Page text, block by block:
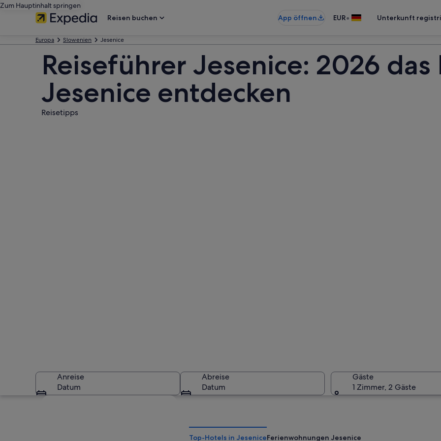
Zum Hauptinhalt springen
Reisen buchen
App öffnen EUR• Unterkunft
Europa Slowenien Jesenice
Reiseführer Jesenice: 2026 das
Jesenice entdecken
Reisetipps
Anreise
Datum
Abreise
Datum
Gäste
1 Zimmer, 2 Gäste
Top-Hotels in JeseniceFerienwohnungen Jesenice